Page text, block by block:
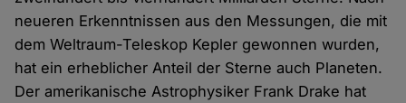
neueren Erkenntnissen aus den Messungen, die mit
dem Weltraum-Teleskop Kepler gewonnen wurden,
hat ein erheblicher Anteil der Sterne auch Planeten.
Der amerikanische Astrophysiker Frank Drake hat